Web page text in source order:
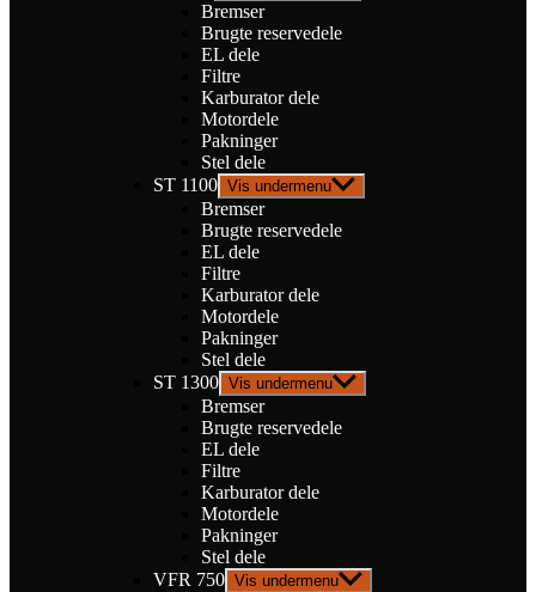
Bremser
Brugte reservedele
EL dele
Filtre
Karburator dele
Motordele
Pakninger
Stel dele
ST 1100 Vis undermenu
Bremser
Brugte reservedele
EL dele
Filtre
Karburator dele
Motordele
Pakninger
Stel dele
ST 1300 Vis undermenu
Bremser
Brugte reservedele
EL dele
Filtre
Karburator dele
Motordele
Pakninger
Stel dele
VFR 750 Vis undermenu